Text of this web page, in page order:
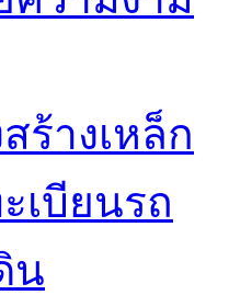
ร้างเหล็ก
เบียนรถ
น